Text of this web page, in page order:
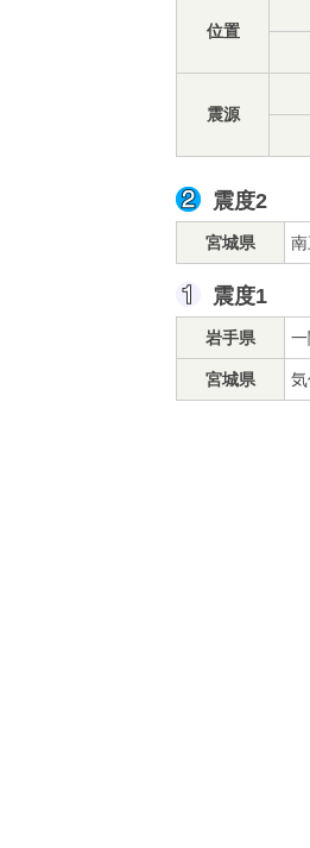
位置
震源
震度2
宮城県
震度1
岩手県
宮城県